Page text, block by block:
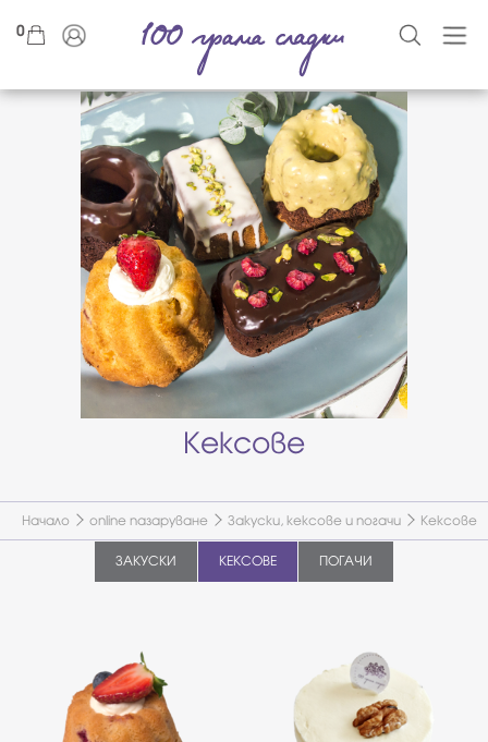
0
Кексове
Начало online пазаруване Закуски, кексове и погачи Кексове
ЗАКУСКИ КЕКСОВЕ ПОГАЧИ